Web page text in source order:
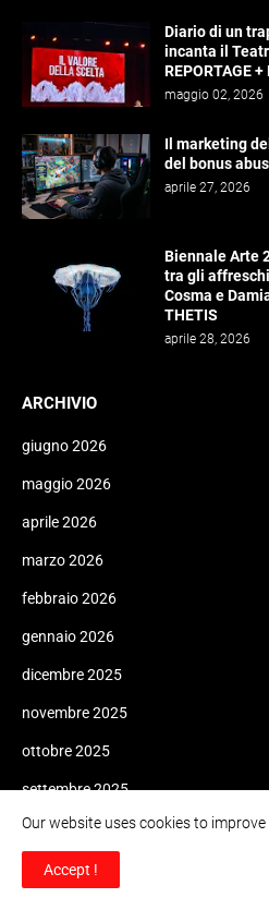
Diario di un
incanta il
REPORTAGE +
maggio 02, 2026
Il marketing
del bonus
aprile 27, 2026
Biennale Arte
tra gli
Cosma e
THETIS
aprile 28, 2026
ARCHIVIO
giugno 2026
maggio 2026
aprile 2026
marzo 2026
febbraio 2026
gennaio 2026
dicembre 2025
novembre 2025
ottobre 2025
settembre 2025
agosto 2025
luglio 2025
Our website uses cookies to improve
Accept !